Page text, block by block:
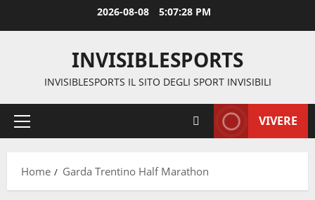
2026-08-08 5:07:28 PM
INVISIBLESPORTS
INVISIBLESPORTS IL SITO DEGLI SPORT INVISIBILI
Menu
VIVERE
Home Garda Trentino Half Marathon